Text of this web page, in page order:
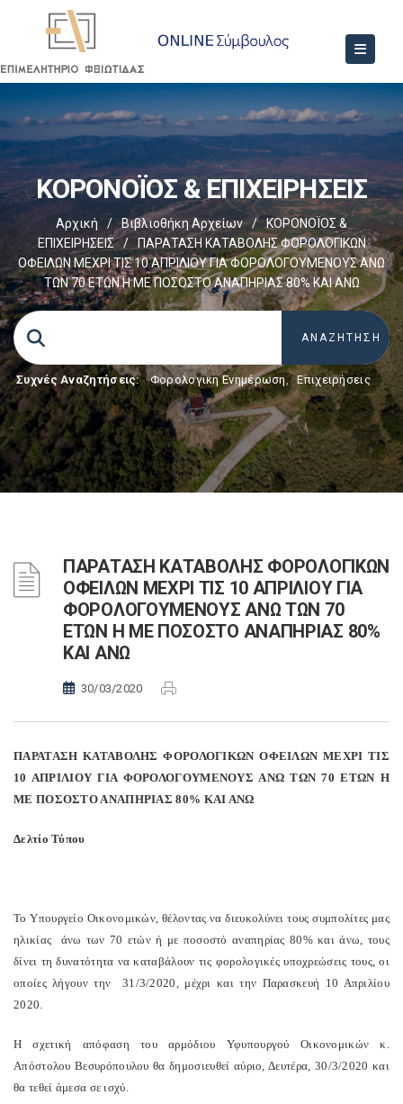
ΚΟΡΟΝΟΪΟΣ & ΕΠΙΧΕΙΡΗΣΕΙΣ
Αρχική / Βιβλιοθήκη Αρχείων /
ΚΟΡΟΝΟΪΟΣ &
ΕΠΙΧΕΙΡΗΣΕΙΣ
/
ΠΑΡΑΤΑΣΗ ΚΑΤΑΒΟΛΗΣ ΦΟΡΟΛΟΓΙΚΩΝ
ΟΦΕΙΛΩΝ ΜΕΧΡΙ ΤΙΣ 10 ΑΠΡΙΛΙΟΥ ΓΙΑ ΦΟΡΟΛΟΓΟΥΜΕΝΟΥΣ ΑΝΩ
ΤΩΝ 70 ΕΤΩΝ Η ΜΕ ΠΟΣΟΣΤΟ ΑΝΑΠΗΡΙΑΣ 80% ΚΑΙ ΑΝΩ
Συχνές Αναζητήσεις: Φορολογικη Ενημέρωση, Επιχειρήσεις
ΠΑΡΑΤΑΣΗ ΚΑΤΑΒΟΛΗΣ ΦΟΡΟΛΟΓΙΚΩΝ
ΟΦΕΙΛΩΝ ΜΕΧΡΙ ΤΙΣ 10 ΑΠΡΙΛΙΟΥ ΓΙΑ
ΦΟΡΟΛΟΓΟΥΜΕΝΟΥΣ ΑΝΩ ΤΩΝ 70
ΕΤΩΝ Η ΜΕ ΠΟΣΟΣΤΟ ΑΝΑΠΗΡΙΑΣ 80%
ΚΑΙ ΑΝΩ
30/03/2020
ΠΑΡΑΤΑΣΗ ΚΑΤΑΒΟΛΗΣ ΦΟΡΟΛΟΓΙΚΩΝ ΟΦΕΙΛΩΝ ΜΕΧΡΙ ΤΙΣ
10 ΑΠΡΙΛΙΟΥ ΓΙΑ ΦΟΡΟΛΟΓΟΥΜΕΝΟΥΣ ΑΝΩ ΤΩΝ 70 ΕΤΩΝ Η
ΜΕ ΠΟΣΟΣΤΟ ΑΝΑΠΗΡΙΑΣ 80% ΚΑΙ ΑΝΩ
Δελτίο Τύπου
Το Υπουργείο Οικονομικών, θέλοντας να διευκολύνει τους συμπολίτες μας
ηλικίας
άνω των 70 ετών ή με ποσοστό αναπηρίας 80% και άνω, τους
δίνει τη δυνατότητα να καταβάλουν τις φορολογικές υποχρεώσεις τους, οι
οποίες λήγουν την
31/3/2020, μέχρι και την Παρασκευή 10 Απριλίου
2020.
Η σχετική απόφαση του αρμόδιου Υφυπουργού Οικονομικών κ.
Απόστολου Βεσυρόπουλου θα δημοσιευθεί αύριο, Δευτέρα, 30/3/2020 και
θα τεθεί άμεσα σε ισχύ.